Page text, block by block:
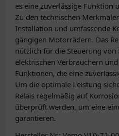
es eine zuverlässige Funktion
Zu den technischen
Installation und umfassende
gängigen Motorrädern. Das
nützlich für die Steuerung von
elektrischen Verbrauchern
Funktionen, die eine
Um die optimale Leistung
Relais regelmäßig auf
überprüft werden, um eine
garantieren.